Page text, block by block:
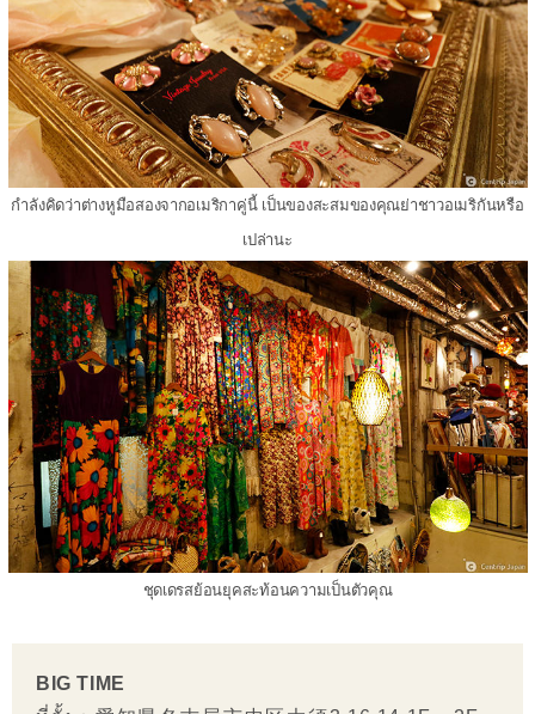
กำลังคิดว่าต่างหูมือสองจากอเมริกาคู่นี้ เป็นของสะสมของคุณย่าชาวอเมริกันหรือ
เปล่านะ
ชุดเดรสย้อนยุคสะท้อนความเป็นตัวคุณ
BIG TIME